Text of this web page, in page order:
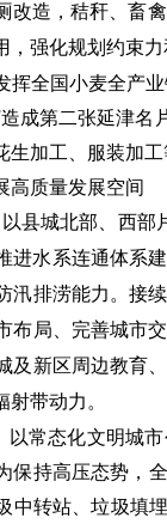
改造，秸秆、畜
，强化规划约束
挥全国小麦全产
成第二张延津
生加工、服装加
高质量发展空间
以县城北部、西部
进水系连通体系
汛排涝能力。接
布局、完善城市
及新区周边教育
带动力。
以常态化文明城
保持高压态势，
中转站、垃圾填